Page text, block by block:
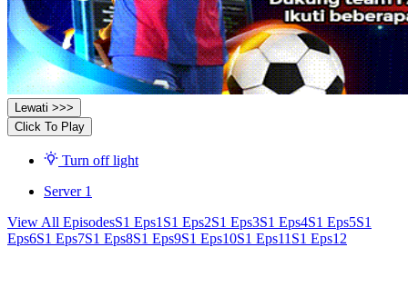
Lewati >>>
Click To Play
Turn off light
Server 1
View All EpisodesS1 Eps1 S1 Eps2S1 Eps3S1 Eps4S1 Eps5S1
Eps6S1 Eps7S1 Eps8S1 Eps9S1 Eps10S1 Eps11 S1 Eps12